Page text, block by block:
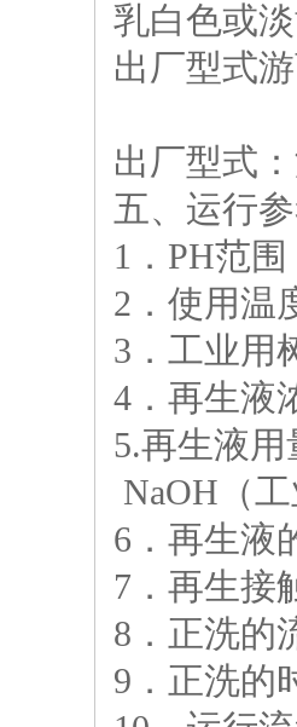
乳白色或
出厂型式
出厂型式
五、运行
1．PH范围
2．使用温
3．工业用
4．再生液
5.再生液
NaOH（
6．再生液
7．再生接
8．正洗的
9．正洗的